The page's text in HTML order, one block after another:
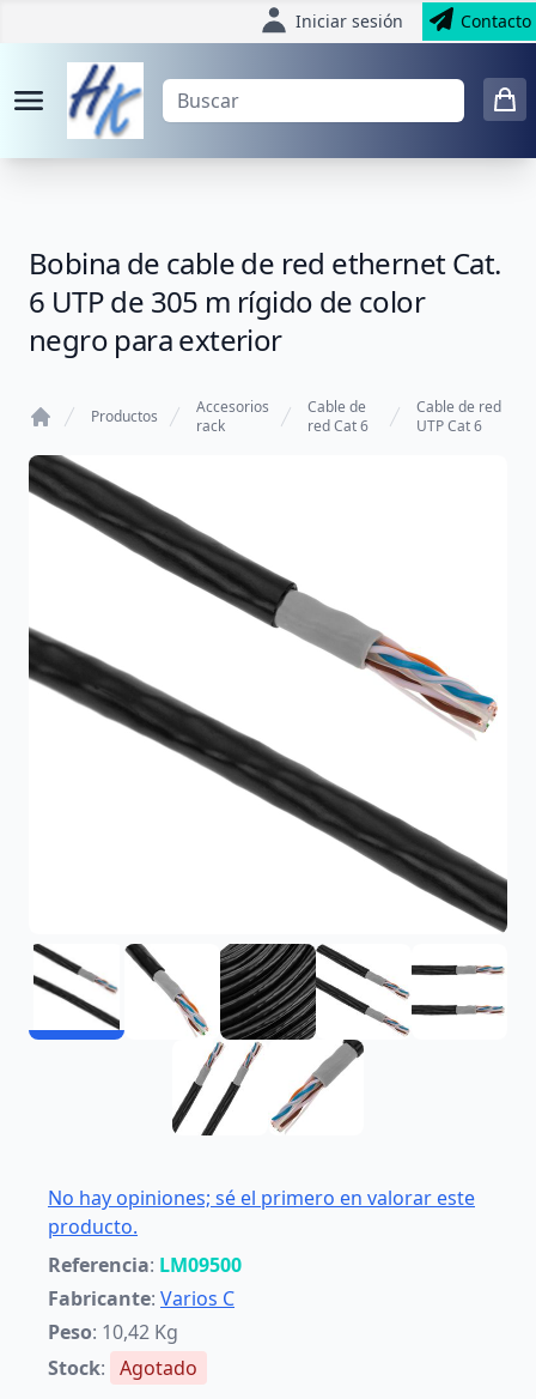
Iniciar sesión Contacto
Bobina de cable de red ethernet Cat.
6 UTP de 305 m rígido de color
negro para exterior
Productos
Accesorios
rack
Cable de
red Cat 6
Cable de red
UTP Cat 6
No hay opiniones; sé el primero en valorar este
producto.
Referencia: LM09500
Fabricante: Varios C
Peso: 10,42 Kg
Stock: Agotado